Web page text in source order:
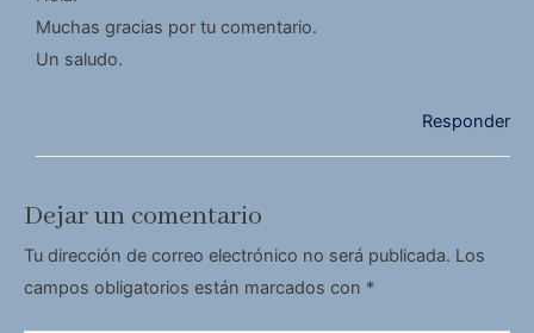
Muchas gracias por tu comentario.
Un saludo.
Responder
Dejar un comentario
Tu dirección de correo electrónico no será publicada. Los
campos obligatorios están marcados con *